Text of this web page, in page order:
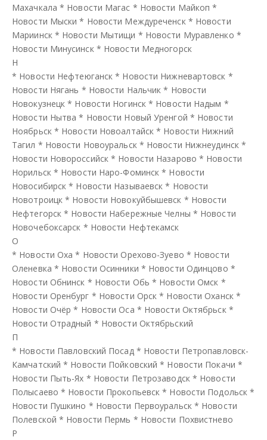
Махачкала * Новости Магас * Новости Майкоп *
Новости Мыски * Новости Междуреченск * Новости
Мариинск * Новости Мытищи * Новости Муравленко *
Новости Минусинск * Новости Медногорск
Н
* Новости Нефтеюганск * Новости Нижневартовск *
Новости Нягань * Новости Нальчик * Новости
Новокузнецк * Новости Ногинск * Новости Надым *
Новости Нытва * Новости Новый Уренгой * Новости
Ноябрьск * Новости Новоалтайск * Новости Нижний
Тагил * Новости Новоуральск * Новости Нижнеудинск *
Новости Новороссийск * Новости Назарово * Новости
Норильск * Новости Наро-Фоминск * Новости
Новосибирск * Новости Называевск * Новости
Новотроицк * Новости Новокуйбышевск * Новости
Нефтегорск * Новости Набережные Челны * Новости
Новочебоксарск * Новости Нефтекамск
О
* Новости Оха * Новости Орехово-Зуево * Новости
Оленевка * Новости Осинники * Новости Одинцово *
Новости Обнинск * Новости Обь * Новости Омск *
Новости Оренбург * Новости Орск * Новости Оханск *
Новости Очёр * Новости Оса * Новости Октябрьск *
Новости Отрадный * Новости Октябрьский
П
* Новости Павловский Посад * Новости Петропавловск-
Камчатский * Новости Пойковский * Новости Покачи *
Новости Пыть-Ях * Новости Петрозаводск * Новости
Полысаево * Новости Прокопьевск * Новости Подольск *
Новости Пушкино * Новости Первоуральск * Новости
Полевской * Новости Пермь * Новости Похвистнево
Р